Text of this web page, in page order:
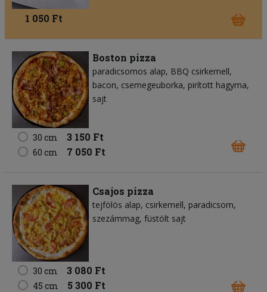
1 050 Ft
Boston pizza
paradicsomos alap BBQ csirkemell
bacon csemegeuborka pirított hagyma
sajt
30 cm 3 150 Ft
60 cm 7 050 Ft
Csajos pizza
tejfölös alap csirkemell paradicsom
szezámmag füstölt sajt
30 cm 3 080 Ft
45 cm 5 300 Ft